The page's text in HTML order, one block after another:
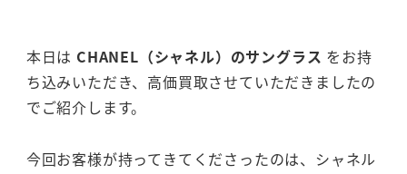
本日は CHANEL（シャネル）のサングラス をお持
ち込みいただき、高価買取させていただきましたの
でご紹介します。
今回お客様が持ってきてくださったのは、シャネル